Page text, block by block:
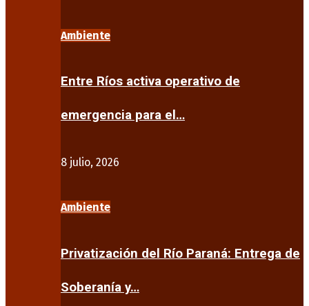
Ambiente
Entre Ríos activa operativo de
emergencia para el…
8 julio, 2026
Ambiente
Privatización del Río Paraná: Entrega de
Soberanía y…